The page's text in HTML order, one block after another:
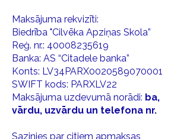
Maksājuma rekvizīti:
Biedrība "Cilvēka Apziņas Skola”
Reģ. nr.: 40008235619
Banka: AS “Citadele banka”
Konts: LV34PARX0020589070001
SWIFT kods: PARXLV22
Maksājuma uzdevumā norādi: ba,
vārdu, uzvārdu un telefona nr.
Sazinies par citiem apmaksas